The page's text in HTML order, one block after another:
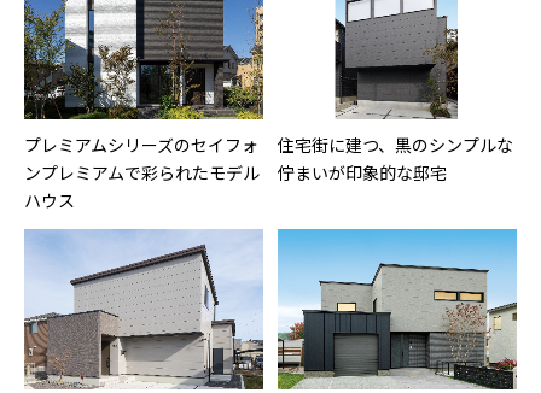
プレミアムシリーズのセイフォ
ンプレミアムで彩られたモデル
ハウス
住宅街に建つ、黒のシンプルな
佇まいが印象的な邸宅